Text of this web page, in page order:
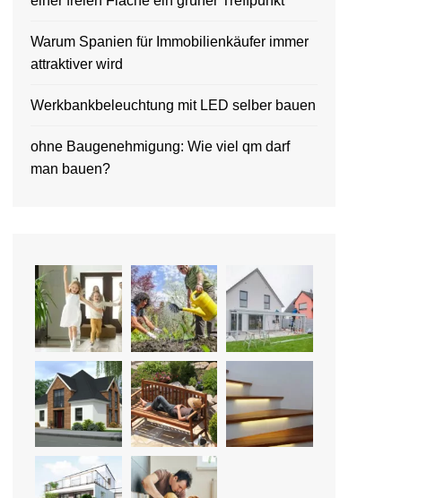
Warum Spanien für Immobilienkäufer immer
attraktiver wird
Werkbankbeleuchtung mit LED selber bauen
ohne Baugenehmigung: Wie viel qm darf
man bauen?